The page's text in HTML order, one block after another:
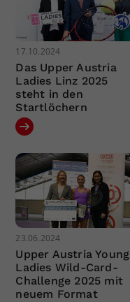
17.10.2024
Das Upper Austria
Ladies Linz 2025
steht in den
Startlöchern
23.06.2024
Upper Austria Young
Ladies Wild-Card-
Challenge 2025 mit
neuem Format